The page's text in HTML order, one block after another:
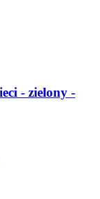
- zielony -